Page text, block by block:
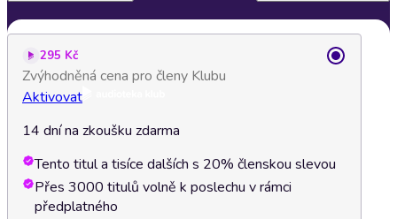
295 Kč
Zvýhodněná cena pro členy Klubu
Aktivovat
14 dní na zkoušku zdarma
Tento titul a tisíce dalších s 20% členskou slevou
Přes 3000 titulů volně k poslechu v rámci
předplatného